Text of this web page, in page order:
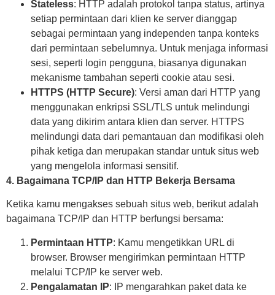
Stateless: HTTP adalah protokol tanpa status, artinya
setiap permintaan dari klien ke server dianggap
sebagai permintaan yang independen tanpa konteks
dari permintaan sebelumnya. Untuk menjaga informasi
sesi, seperti login pengguna, biasanya digunakan
mekanisme tambahan seperti cookie atau sesi.
HTTPS (HTTP Secure): Versi aman dari HTTP yang
menggunakan enkripsi SSL/TLS untuk melindungi
data yang dikirim antara klien dan server. HTTPS
melindungi data dari pemantauan dan modifikasi oleh
pihak ketiga dan merupakan standar untuk situs web
yang mengelola informasi sensitif.
4. Bagaimana TCP/IP dan HTTP Bekerja Bersama
Ketika kamu mengakses sebuah situs web, berikut adalah
bagaimana TCP/IP dan HTTP berfungsi bersama:
Permintaan HTTP: Kamu mengetikkan URL di
browser. Browser mengirimkan permintaan HTTP
melalui TCP/IP ke server web.
Pengalamatan IP: IP mengarahkan paket data ke